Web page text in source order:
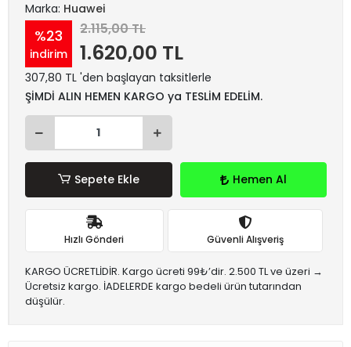
Marka: Huawei
%23
indirim
2.115,00 TL
1.620,00 TL
307,80 TL 'den başlayan taksitlerle
ŞİMDİ ALIN HEMEN KARGO ya TESLİM EDELİM.
Sepete Ekle Hemen Al
Hızlı Gönderi Güvenli Alışveriş
KARGO ÜCRETLİDİR. Kargo ücreti 99₺’dir. 2.500 TL ve üzeri →
Ücretsiz kargo. İADELERDE kargo bedeli ürün tutarından
düşülür.